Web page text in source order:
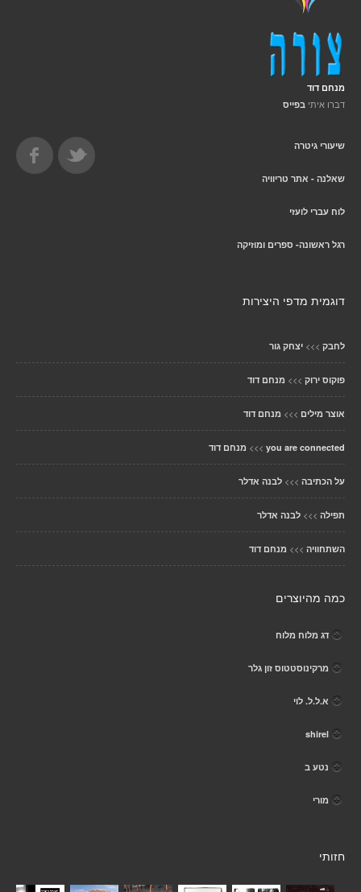
מנחם דוד
דברו איתי בפייס
שיעורי גיטרה
שאלנה - אתר טריוויה
לוח עברי לועזי
רגל ראשונה- ספרים ומוזיקה
דוגמית מדפי היצירות
לחבק >>> יצחק גור
פוקוס ירוק >>> מנחם דוד
אוצר מילים >>> מנחם דוד
you are connected
>>> מנחם דוד
על הכתיבה >>> לבנה אדלר
תפילה >>> לבנה אדלר
השתחוויה >>> מנחם דוד
כמה מהיוצרים
דג מלוח מלוח
מרקינוסטטוס זון גלר
א.ל.ל. לוי
shirel
נטע ב
מורי
חזותי